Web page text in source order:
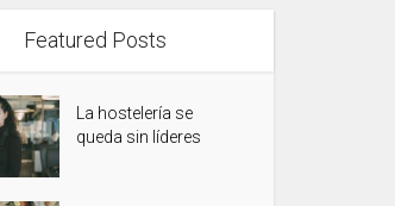
Featured Posts
La hostelería se
queda sin líderes